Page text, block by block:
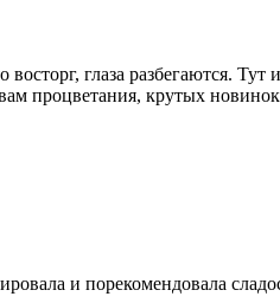
глаза разбегаются. Тут
процветания, крутых
и порекомендовала